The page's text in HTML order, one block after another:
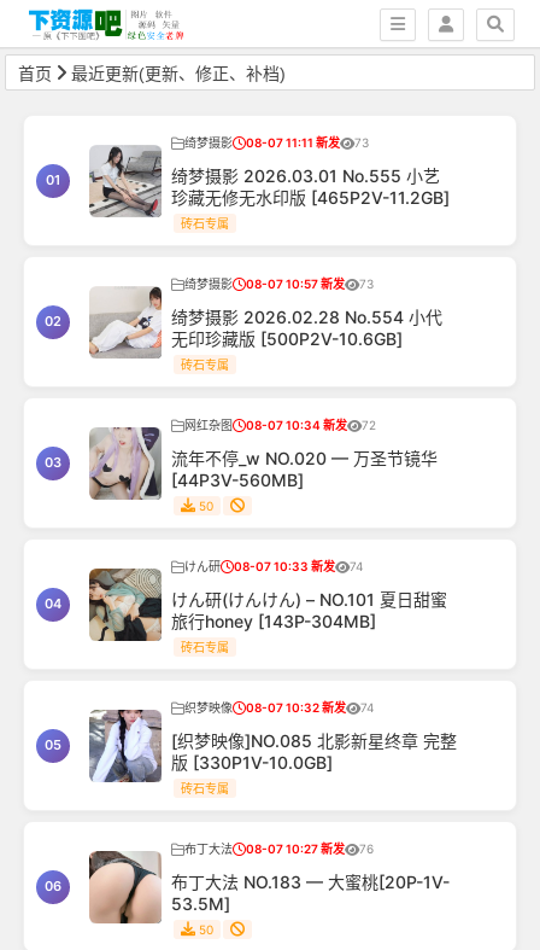
首页 最近更新(更新、修正、补档)
01
绮梦摄影 08-07 11:11 新发 73
绮梦摄影 2026.03.01 No.555 小艺
珍藏无修无水印版 [465P2V-11.2GB]
砖石专属
02
绮梦摄影 08-07 10:57 新发 73
绮梦摄影 2026.02.28 No.554 小代
无印珍藏版 [500P2V-10.6GB]
砖石专属
03
网红杂图 08-07 10:34 新发 72
流年不停_w NO.020 — 万圣节镜华
[44P3V-560MB]
50
04
けん研 08-07 10:33 新发 74
けん研(けんけん) – NO.101 夏日甜蜜
旅行honey [143P-304MB]
砖石专属
05
织梦映像 08-07 10:32 新发 74
[织梦映像]NO.085 北影新星终章 完整
版 [330P1V-10.0GB]
砖石专属
06
布丁大法 08-07 10:27 新发 76
布丁大法 NO.183 — 大蜜桃[20P-1V-
53.5M]
50